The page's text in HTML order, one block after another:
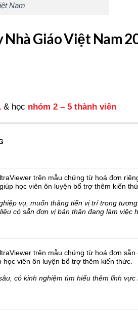
Nam
Giáo Việt Nam
& học nhóm 2 – 5 thành viên
trên mẫu chứng từ hoá đơn
học viên ôn luyện bổ trợ thêm kiến
vụ, muốn thăng tiến vị trí trong
có sẵn đơn vị bản thân đang làm việc
trên mẫu chứng từ hoá đơn sẵn
viên ôn luyện bổ trợ thêm kiến thức.
có kinh nghiệm tìm hiểu thêm lĩnh vực